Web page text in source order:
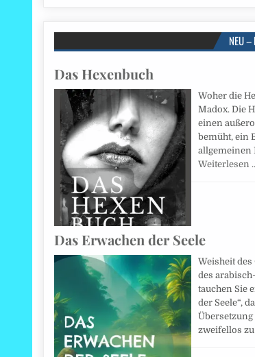
NEU –
Das Hexenbuch
Woher die
Madox. Die
einen
bemüht, ein
allgemeinen
Weiterlesen
Das Erwachen der Seele
Weisheit des
des
tauchen Sie
der Seele“,
zweifellos